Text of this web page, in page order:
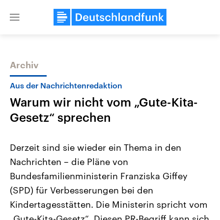
Close
Themen
Landtagswahl Sachsen-Anhalt
2026
Alle Informationen
Sachsen-Anhalt wählt am 6.
September 2026 einen neuen
Landtag. Seit 2021 wird das
Bundesland von einer Koalition aus
USA
Aktuelle Beiträge,
Hintergründe
Wirtschaftlich und
gehören die Vereinigten
den mächtigsten Ländern
mit großem Einfluss auf
Archiv
Aus der Nachrichtenredaktion
Warum wir nicht vom „Gute-Kita-
Gesetz“ sprechen
Derzeit sind sie wieder ein Thema in den
Nachrichten – die Pläne von
Bundesfamilienministerin Franziska Giffey
(SPD) für Verbesserungen bei den
Kindertagesstätten. Die Ministerin spricht vom